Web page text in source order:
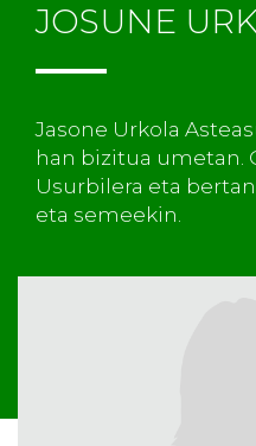
JOSUNE
Jasone Urkola
han bizitua umetan.
Usurbilera eta
eta semeekin.